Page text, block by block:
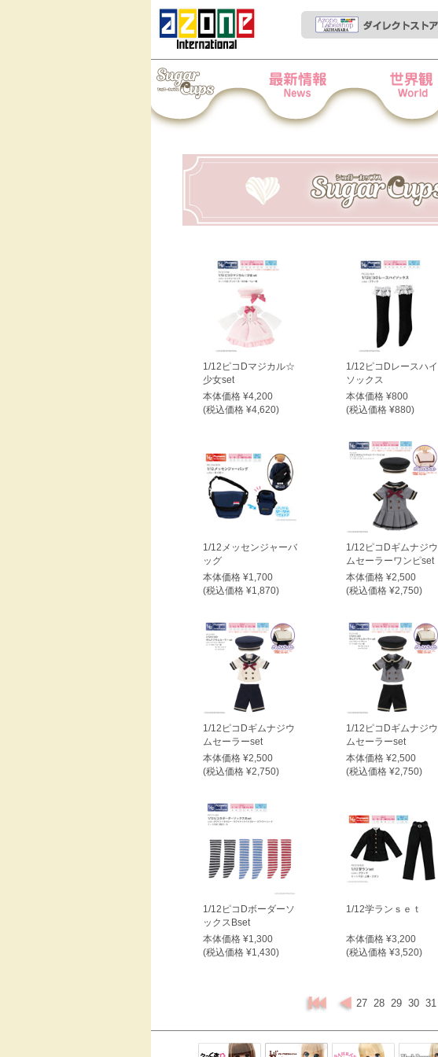
1/12ピコDマジカル☆
少女set
本体価格 ¥4,200
(税込価格 ¥4,620)
1/12ピコDレースハイ
ソックス
本体価格 ¥800
(税込価格 ¥880)
1/12メッセンジャーバ
ッグ
本体価格 ¥1,700
(税込価格 ¥1,870)
1/12ピコDギムナジウ
ムセーラーワンピset
本体価格 ¥2,500
(税込価格 ¥2,750)
1/12ピコDギムナジウ
ムセーラーset
本体価格 ¥2,500
(税込価格 ¥2,750)
1/12ピコDギムナジウ
ムセーラーset
本体価格 ¥2,500
(税込価格 ¥2,750)
1/12ピコDボーダーソ
ックスBset
本体価格 ¥1,300
(税込価格 ¥1,430)
1/12学ランｓｅｔ
本体価格 ¥3,200
(税込価格 ¥3,520)
27 28 29 30 31